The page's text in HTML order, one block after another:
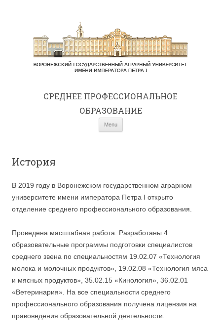
СРЕДНЕE ПРОФЕССИОНАЛЬНОЕ
ОБРАЗОВАНИЕ
Menu
История
В 2019 году в Воронежском государственном аграрном
университете имени императора Петра I открыто
отделение среднего профессионального образования.
Проведена масштабная работа. Разработаны 4
образовательные программы подготовки специалистов
среднего звена по специальностям 19.02.07 «Технология
молока и молочных продуктов», 19.02.08 «Технология мяса
и мясных продуктов», 35.02.15 «Кинология», 36.02.01
«Ветеринария». На все специальности среднего
профессионального образования получена лицензия на
правоведения образовательной деятельности.